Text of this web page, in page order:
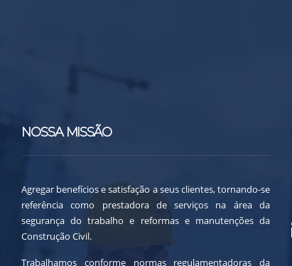
NOSSA MISSÃO
Agregar benefícios e satisfação a seus clientes, tornando-se
referência como prestadora de serviços na área da
segurança do trabalho e reformas e manutenções da
Construção Civil.
Trabalhamos conforme normas regulamentadoras da